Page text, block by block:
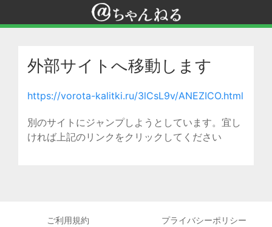
外部サイトへ移動します
https://vorota-kalitki.ru/3lCsL9v/ANEZICO.html
別のサイトにジャンプしようとしています。宜し
ければ上記のリンクをクリックしてください
ご利用規約
プライバシーポリシー